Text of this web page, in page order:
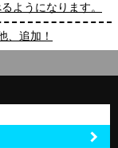
ようになります。
、追加！